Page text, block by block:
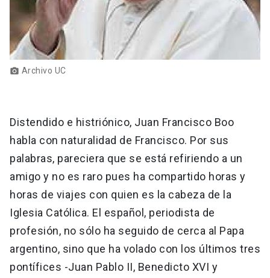
photo_camera Archivo UC
Distendido e histriónico, Juan Francisco Boo
habla con naturalidad de Francisco. Por sus
palabras, pareciera que se está refiriendo a un
amigo y no es raro pues ha compartido horas y
horas de viajes con quien es la cabeza de la
Iglesia Católica. El español, periodista de
profesión, no sólo ha seguido de cerca al Papa
argentino, sino que ha volado con los últimos tres
pontífices -Juan Pablo II, Benedicto XVI y